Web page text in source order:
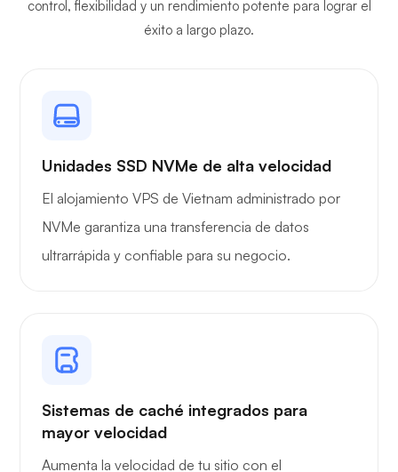
control, flexibilidad y un rendimiento potente para lograr el
éxito a largo plazo.
Unidades SSD NVMe de alta velocidad
El alojamiento VPS de Vietnam administrado por
NVMe garantiza una transferencia de datos
ultrarrápida y confiable para su negocio.
Sistemas de caché integrados para
mayor velocidad
Aumenta la velocidad de tu sitio con el